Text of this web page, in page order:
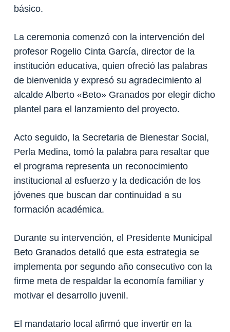
básico.
La ceremonia comenzó con la intervención del
profesor Rogelio Cinta García, director de la
institución educativa, quien ofreció las palabras
de bienvenida y expresó su agradecimiento al
alcalde Alberto «Beto» Granados por elegir dicho
plantel para el lanzamiento del proyecto.
Acto seguido, la Secretaria de Bienestar Social,
Perla Medina, tomó la palabra para resaltar que
el programa representa un reconocimiento
institucional al esfuerzo y la dedicación de los
jóvenes que buscan dar continuidad a su
formación académica.
Durante su intervención, el Presidente Municipal
Beto Granados detalló que esta estrategia se
implementa por segundo año consecutivo con la
firme meta de respaldar la economía familiar y
motivar el desarrollo juvenil.
El mandatario local afirmó que invertir en la